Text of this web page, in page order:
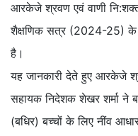
आरकेजे श्रवण एवं वाणी
शैक्षणिक सत्र (2024-25) के
है।
यह जानकारी देते हुए आरकेजे
सहायक निदेशक शेखर शर्मा ने
(बधिर) बच्चों के लिए नींव